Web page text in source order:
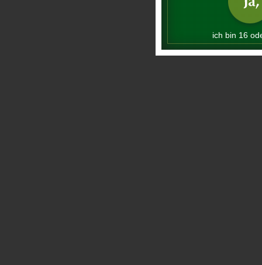
ich bin 16